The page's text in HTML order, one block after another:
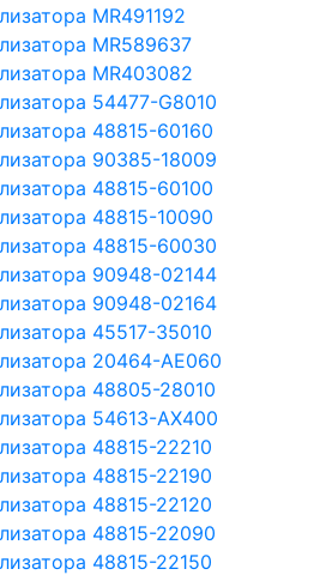
MR491192
MR589637
MR403082
54477-G8010
48815-60160
90385-18009
48815-60100
48815-10090
48815-60030
90948-02144
90948-02164
45517-35010
20464-AE060
48805-28010
54613-AX400
48815-22210
48815-22190
48815-22120
48815-22090
48815-22150